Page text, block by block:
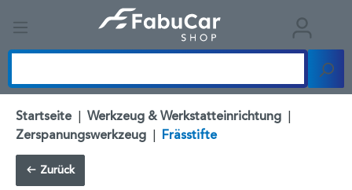
Startseite | Werkzeug & Werkstatteinrichtung |
Zerspanungswerkzeug | Frässtifte
Zurück